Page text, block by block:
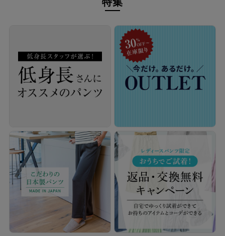
経験を積み重ねた人にしか分からない“本物のスタンダー
ド”があるとすればそれはこんな形なのかもしれません。忙
しい毎日をおくる全ての女性にもっと軽やかに、もっと自分
らしくオシャレを楽しんでいただければ嬉しいです。